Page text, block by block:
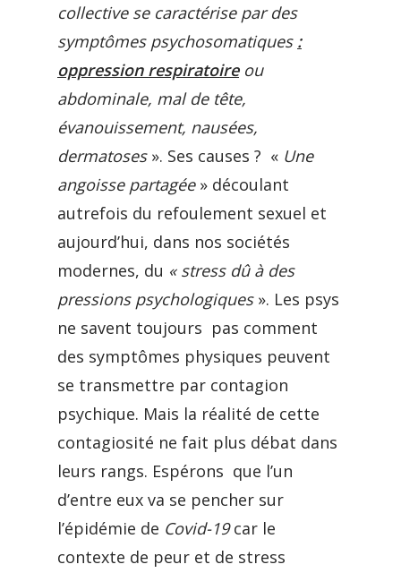
collective se caractérise par des
symptômes psychosomatiques :
oppression respiratoireou
abdominale, mal de tête,
évanouissement, nausées,
dermatoses ». Ses causes ? « Une
angoisse partagée» découlant
autrefois du refoulement sexuel et
aujourd’hui, dans nos sociétés
modernes, du « stress dû à des
pressions psychologiques ». Les psys
ne savent toujours pas comment
des symptômes physiques peuvent
se transmettre par contagion
psychique. Mais la réalité de cette
contagiosité ne fait plus débat dans
leurs rangs. Espérons que l’un
d’entre eux va se pencher sur
l’épidémie de Covid-19car le
contexte de peur et de stress